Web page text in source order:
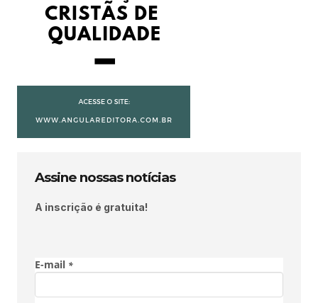
Assine nossas notícias
A inscrição é gratuita!